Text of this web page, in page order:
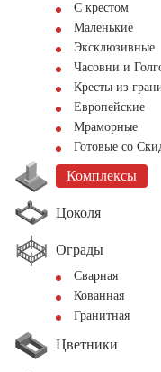
С крестом
Маленькие
Эксклюзивные
Часовни и
Кресты из
Европейские
Мраморные
Готовые со
Комплексы
Цоколя
Ограды
Сварная
Кованная
Гранитная
Цветники